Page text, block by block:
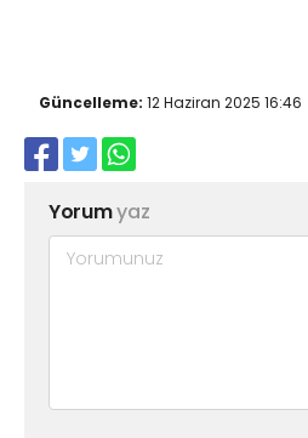
Güncelleme: 12 Haziran 2025 16:46
Yorumyaz